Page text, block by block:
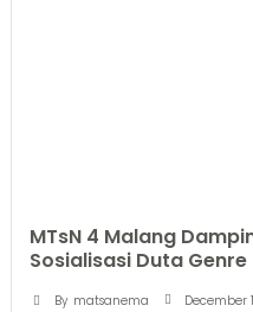
MTsN 4 Malang
Sosialisasi Duta
By matsanema December